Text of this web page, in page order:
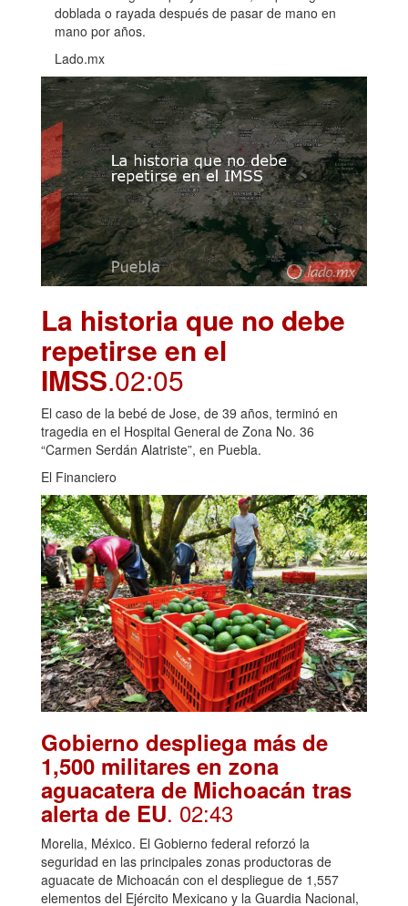
doblada o rayada después de pasar de mano en
mano por años.
Lado.mx
La historia que no debe
repetirse en el
IMSS.02:05
El caso de la bebé de Jose, de 39 años, terminó en
tragedia en el Hospital General de Zona No. 36
“Carmen Serdán Alatriste”, en Puebla.
El Financiero
Gobierno despliega más de
1,500 militares en zona
aguacatera de Michoacán tras
alerta de EU. 02:43
Morelia, México. El Gobierno federal reforzó la
seguridad en las principales zonas productoras de
aguacate de Michoacán con el despliegue de 1,557
elementos del Ejército Mexicano y la Guardia Nacional,